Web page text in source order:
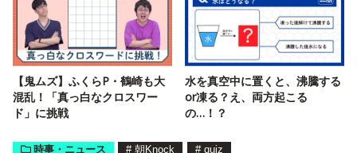
【鬼ムズ】ふくらP・鶴崎も大
混乱！「真っ白なクロスワー
ド」に挑戦
水を真空中に置くと、沸騰する
or凍る？え、両方起こる
の…！？
時事・ニュース # 朝Knock # quiz